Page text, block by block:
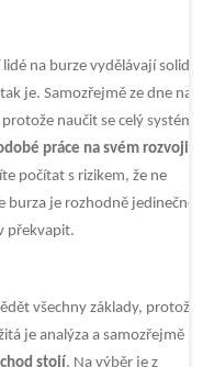
na burze vydělávají solidní
je. Samozřejmě ze dne na
naučit se celý systém
práce na svém rozvoji a
počítat s rizikem, že ne
je rozhodně jedinečné
překvapit.
všechny základy, protože
je analýza a samozřejmě
stojí. Na výběr je z